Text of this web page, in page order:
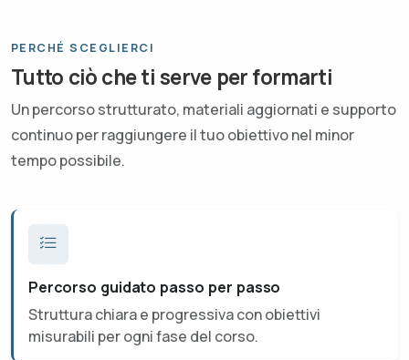
PERCHÉ SCEGLIERCI
Tutto ciò che ti serve per formarti
Un percorso strutturato, materiali aggiornati e supporto
continuo per raggiungere il tuo obiettivo nel minor
tempo possibile.
Percorso guidato passo per passo
Struttura chiara e progressiva con obiettivi
misurabili per ogni fase del corso.